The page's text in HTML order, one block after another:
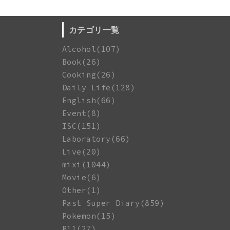
カテゴリ一覧
Alcohol(107)
Book(26)
Cooking(26)
Daily Life(128)
English(66)
Event(8)
ISC(151)
Laboratory(66)
Live(20)
mixi(1044)
Movie(6)
Other(1)
Past Super Diary(859)
Pokemon(15)